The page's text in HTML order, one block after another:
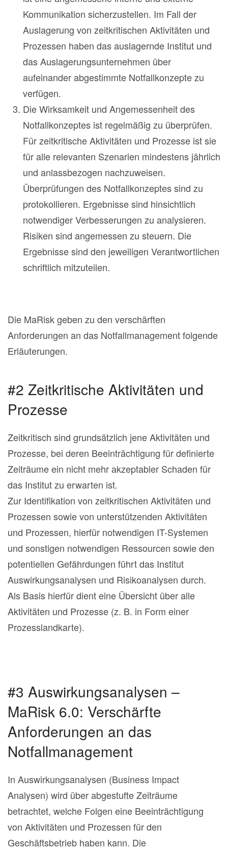
Kommunikation sicherzustellen. Im Fall der
Auslagerung von zeitkritischen Aktivitäten und
Prozessen haben das auslagernde Institut und
das Auslagerungsunternehmen über
aufeinander abgestimmte Notfallkonzepte zu
verfügen.
Die Wirksamkeit und Angemessenheit des
Notfallkonzeptes ist regelmäßig zu überprüfen.
Für zeitkritische Aktivitäten und Prozesse ist sie
für alle relevanten Szenarien mindestens jährlich
und anlassbezogen nachzuweisen.
Überprüfungen des Notfallkonzeptes sind zu
protokollieren. Ergebnisse sind hinsichtlich
notwendiger Verbesserungen zu analysieren.
Risiken sind angemessen zu steuern. Die
Ergebnisse sind den jeweiligen Verantwortlichen
schriftlich mitzuteilen.
Die MaRisk geben zu den verschärften
Anforderungen an das Notfallmanagement folgende
Erläuterungen.
#2 Zeitkritische Aktivitäten und
Prozesse
Zeitkritisch sind grundsätzlich jene Aktivitäten und
Prozesse, bei deren Beeinträchtigung für definierte
Zeiträume ein nicht mehr akzeptabler Schaden für
das Institut zu erwarten ist.
Zur Identifikation von zeitkritischen Aktivitäten und
Prozessen sowie von unterstützenden Aktivitäten
und Prozessen, hierfür notwendigen IT-Systemen
und sonstigen notwendigen Ressourcen sowie den
potentiellen Gefährdungen führt das Institut
Auswirkungsanalysen und Risikoanalysen durch.
Als Basis hierfür dient eine Übersicht über alle
Aktivitäten und Prozesse (z. B. in Form einer
Prozesslandkarte).
#3 Auswirkungsanalysen –
MaRisk 6.0: Verschärfte
Anforderungen an das
Notfallmanagement
In Auswirkungsanalysen (Business Impact
Analysen) wird über abgestufte Zeiträume
betrachtet, welche Folgen eine Beeinträchtigung
von Aktivitäten und Prozessen für den
Geschäftsbetrieb haben kann. Die